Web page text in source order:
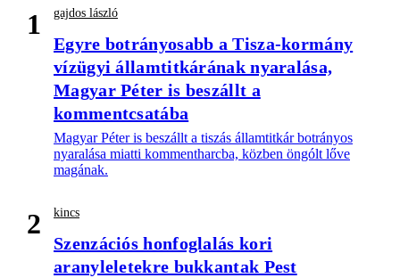
1 gajdos lászló
Egyre botrányosabb a Tisza-kormány
vízügyi államtitkárának nyaralása,
Magyar Péter is beszállt a
kommentcsatába
Magyar Péter is beszállt a tiszás államtitkár botrányos
nyaralása miatti kommentharcba, közben öngólt lőve
magának.
2 kincs
Szenzációs honfoglalás kori
aranyleletekre bukkantak Pest